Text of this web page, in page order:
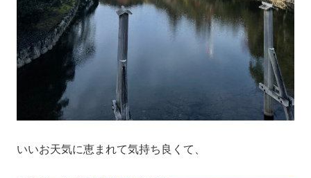
いいお天気に恵まれて気持ち良くて、